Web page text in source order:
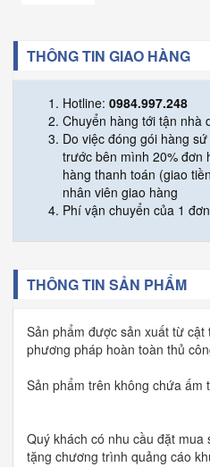
THÔNG TIN GIAO HÀNG
Hotline: 0984.997.248
Chuyển hàng tới tận nhà
Do việc đóng gói hàng
trước bên mình 20% đơn
hàng thanh toán (giao
nhân viên giao hàng
Phí vận chuyển của 1
THÔNG TIN SẢN PHẨM
Sản phẩm được sản xuất từ
phương pháp hoàn toàn thủ
Sản phẩm trên không chứa ấm
Quý khách có nhu cầu đặt
tặng chương trình quảng cáo